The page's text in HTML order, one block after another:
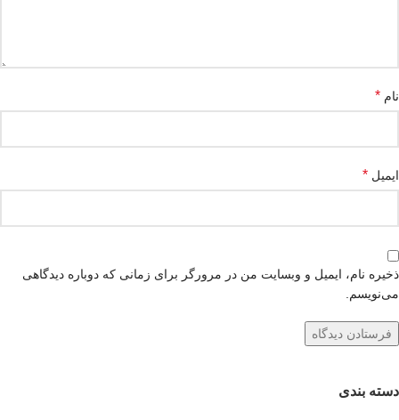
نام *
ایمیل *
ذخیره نام، ایمیل و وبسایت من در مرورگر برای زمانی که دوباره دیدگاهی
می‌نویسم.
دسته بندی